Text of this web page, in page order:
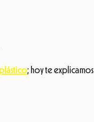
; hoy te explicamos